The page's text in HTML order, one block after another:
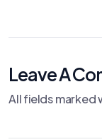
Leave A
All fields marked